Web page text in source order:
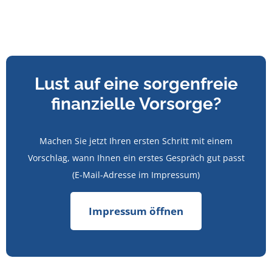
Lust auf eine sorgenfreie
finanzielle Vorsorge?
Machen Sie jetzt Ihren ersten Schritt mit einem
Vorschlag, wann Ihnen ein erstes Gespräch gut passt
(E-Mail-Adresse im Impressum)
Impressum öffnen